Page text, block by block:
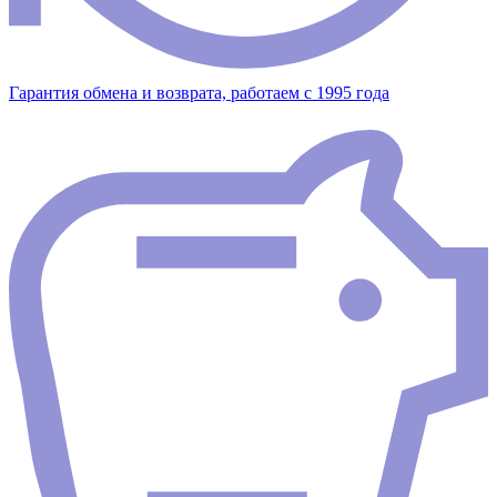
Гарантия обмена и возврата, работаем с 1995 года